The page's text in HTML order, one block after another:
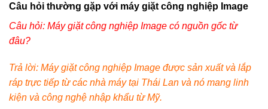
Câu hỏi thường gặp với máy giặt công nghiệp Image
Câu hỏi: Máy giặt công nghiệp Image có nguồn gốc từ
đâu?
Trả lời: Máy giặt công nghiệp Image được sản xuất và lắp
ráp trực tiếp từ các nhà máy tại Thái Lan và nó mang linh
kiện và công nghệ nhập khẩu từ Mỹ.